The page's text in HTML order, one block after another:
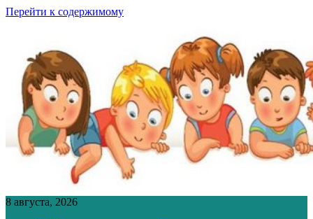
Перейти к содержимому
8 августа, 2026